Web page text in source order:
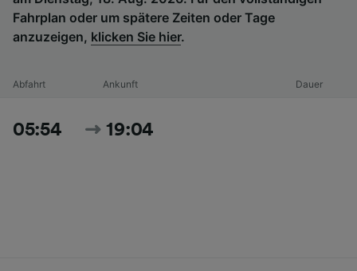
Fahrplan oder um spätere Zeiten oder Tage
anzuzeigen, klicken Sie hier.
Abfahrt Ankunft Dauer
05:54 19:04